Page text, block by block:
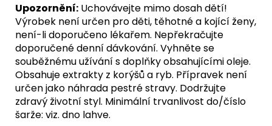
Upozornění: Uchovávejte mimo dosah dětí!
Výrobek není určen pro děti, těhotné a kojící ženy,
není-li doporučeno lékařem. Nepřekračujte
doporučené denní dávkování. Vyhněte se
souběžnému užívání s doplňky obsahujícími oleje.
Obsahuje extrakty z korýšů a ryb. Přípravek není
určen jako náhrada pestré stravy. Dodržujte
zdravý životní styl. Minimální trvanlivost do/číslo
šarže: viz. dno lahve.